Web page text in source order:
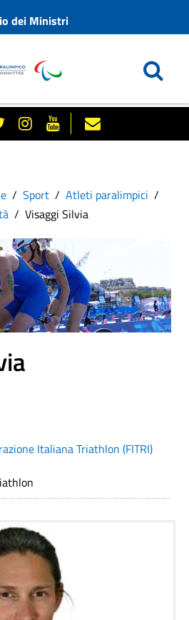
dei Ministri
Sport
Atleti paralimpici
Visaggi Silvia
Italiana Triathlon (FITRI)